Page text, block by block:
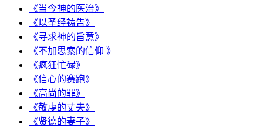
《当今神的医治》
《以圣经祷告》
《寻求神的旨意》
《不加思索的信仰 》
《疯狂忙碌》
《信心的赛跑》
《高尚的罪》
《敬虔的丈夫》
《贤德的妻子》